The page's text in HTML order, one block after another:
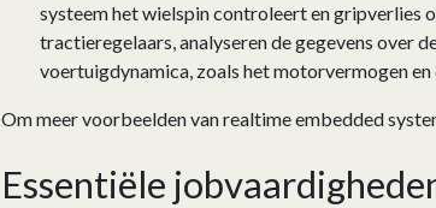
systeem het wielspin controleert en gripverlies
tractieregelaars, analyseren de gegevens over
voertuigdynamica, zoals het motorvermogen
Om meer voorbeelden van realtime embedded
Essentiële